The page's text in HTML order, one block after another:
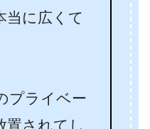
当に広くて
プライベー
置されてし